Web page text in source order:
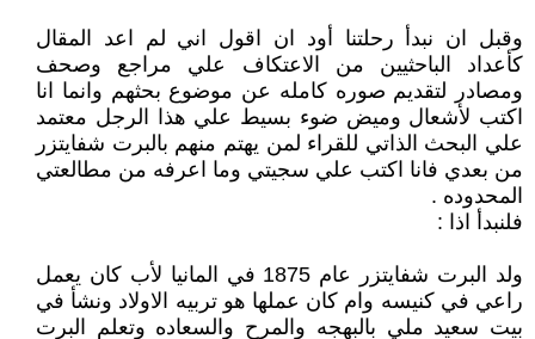
وقبل ان نبدأ رحلتنا أود ان اقول اني لم اعد المقال
كأعداد الباحثيين من الاعتكاف علي مراجع وصحف
ومصادر لتقديم صوره كامله عن موضوع بحثهم وانما انا
اكتب لأشعال وميض ضوء بسيط علي هذا الرجل معتمد
علي البحث الذاتي للقراء لمن يهتم منهم بالبرت شفايتزر
من بعدي فانا اكتب علي سجيتي وما اعرفه من مطالعتي
المحدوده .
فلنبدأ اذا :
ولد البرت شفايتزر عام 1875 في المانيا لأب كان يعمل
راعي في كنيسه وام كان عملها هو تربيه الاولاد ونشأ في
بيت سعيد ملي بالبهجه والمرح والسعاده وتعلم البرت